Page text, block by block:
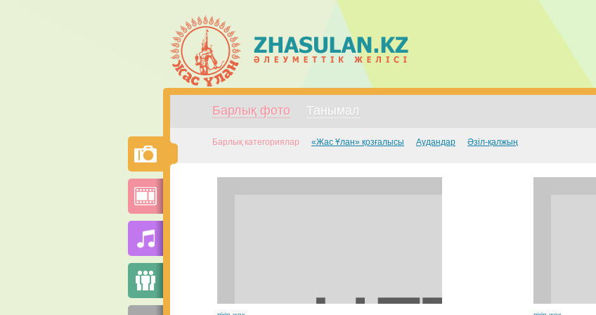
Барлық фото Танымал
Барлық категориялар «Жас Ұлан» қозғалысы Аудандар Әзіл-қалжың